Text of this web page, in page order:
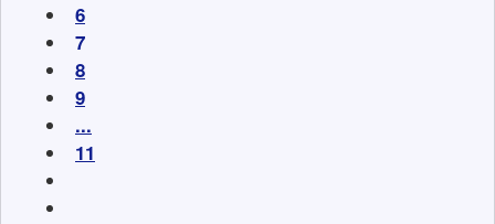
6
7
8
9
...
11